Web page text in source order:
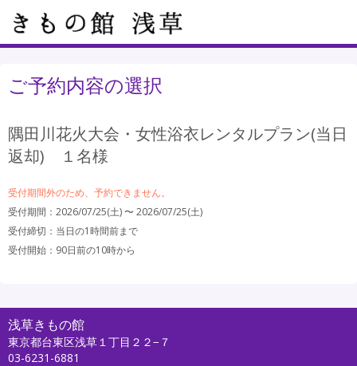
ご予約内容の選択
隅田川花火大会・女性浴衣レンタルプラン(当日
返却) １名様
受付期間外のため、予約できません。
受付期間：2026/07/25(土) 〜 2026/07/25(土)
受付締切： 当日の1時間前まで
受付開始： 90日前の10時から
浅草きもの館
東京都台東区浅草１丁目２２−７
03-6231-6881